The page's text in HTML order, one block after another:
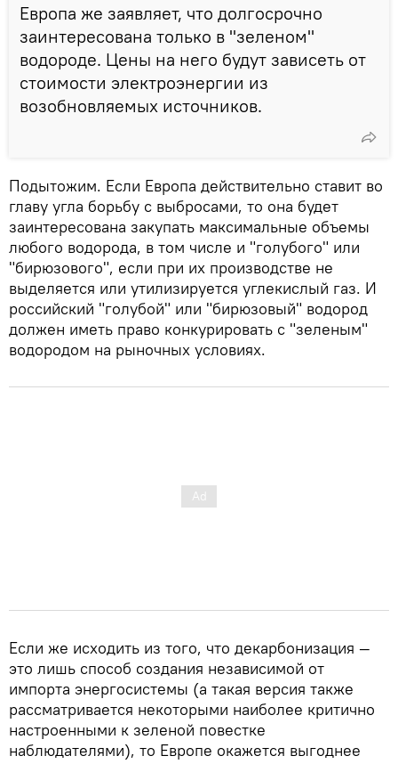
Европа же заявляет, что долгосрочно
заинтересована только в "зеленом"
водороде. Цены на него будут зависеть от
стоимости электроэнергии из
возобновляемых источников.
Подытожим. Если Европа действительно ставит во
главу угла борьбу с выбросами, то она будет
заинтересована закупать максимальные объемы
любого водорода, в том числе и "голубого" или
"бирюзового", если при их производстве не
выделяется или утилизируется углекислый газ. И
российский "голубой" или "бирюзовый" водород
должен иметь право конкурировать с "зеленым"
водородом на рыночных условиях.
Если же исходить из того, что декарбонизация —
это лишь способ создания независимой от
импорта энергосистемы (а такая версия также
рассматривается некоторыми наиболее критично
настроенными к зеленой повестке
наблюдателями), то Европе окажется выгоднее